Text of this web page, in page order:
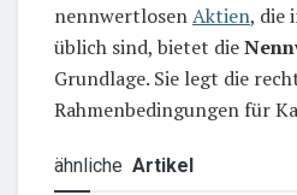
nennwertlosenAktien, die
üblich sind, bietet die
Grundlage. Sie legt die
Rahmenbedingungen für
ähnliche Artikel